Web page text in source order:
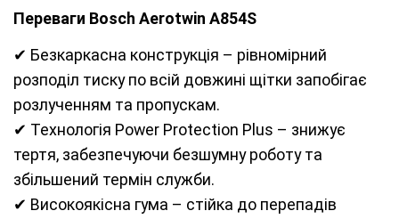
Переваги Bosch Aerotwin A854S
✔ Безкаркасна конструкція – рівномірний
розподіл тиску по всій довжині щітки запобігає
розлученням та пропускам.
✔ Технологія Power Protection Plus – знижує
тертя, забезпечуючи безшумну роботу та
збільшений термін служби.
✔ Високоякісна гума – стійка до перепадів